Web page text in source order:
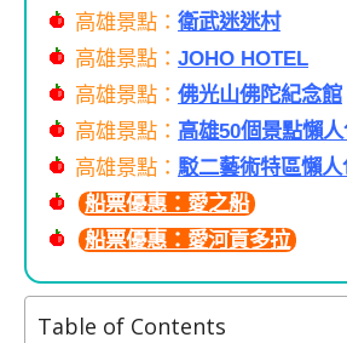
高雄景點： 衛武迷迷村
高雄景點： JOHO HOTEL
高雄景點： 佛光山佛陀紀念館
高雄景點： 高雄50個景點懶
高雄景點： 駁二藝術特區懶人
船票優惠：愛之船
船票優惠：愛河貢多拉
Table of Contents